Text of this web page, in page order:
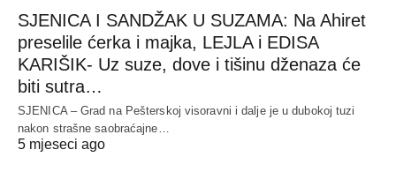
SJENICA I SANDŽAK U SUZAMA: Na Ahiret
preselile ćerka i majka, LEJLA i EDISA
KARIŠIK- Uz suze, dove i tišinu dženaza će
biti sutra…
SJENICA – Grad na Pešterskoj visoravni i dalje je u dubokoj tuzi
nakon strašne saobraćajne…
5 mjeseci ago